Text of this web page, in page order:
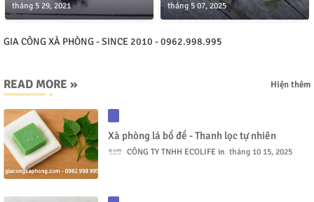
tháng 5 29, 2021
tháng 5 07, 2025
GIA CÔNG XÀ PHÒNG - SINCE 2010 - 0962.998.995
READ MORE » Hiện thêm
Xà phòng lá bồ đề - Thanh lọc tự nhiên
CÔNG TY TNHH ECOLIFE tháng 10 15, 2025